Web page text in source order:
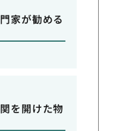
家が勧める
を開けた物